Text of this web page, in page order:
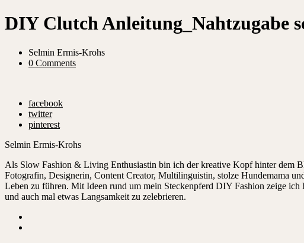
DIY Clutch Anleitung_Nahtzugabe
Selmin Ermis-Krohs
0 Comments
facebook
twitter
pinterest
Selmin Ermis-Krohs
Als Slow Fashion & Living Enthusiastin bin ich der kreative Kopf hinter dem
Fotografin, Designerin, Content Creator, Multilinguistin, stolze Hundemama
Leben zu führen. Mit Ideen rund um mein Steckenpferd DIY Fashion zeige
und auch mal etwas Langsamkeit zu zelebrieren.